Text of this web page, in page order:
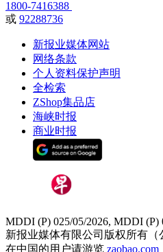
1800-7416388
或 92288736
新报业媒体网站
网络条款
个人资料保护声明
全检索
ZShop集品店
海峡时报
商业时报
MDDI (P) 025/05/2026, MDDI (P)
新报业媒体有限公司版权所有（
在中国的用户请游览 zaobao.com